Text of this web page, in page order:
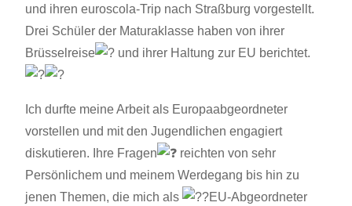
und ihren euroscola-Trip nach Straßburg vorgestellt.
Drei Schüler der Maturaklasse haben von ihrer
Brüsselreise
und ihrer Haltung zur EU berichtet.
Ich durfte meine Arbeit als Europaabgeordneter
vorstellen und mit den Jugendlichen engagiert
diskutieren. Ihre Fragen
reichten von sehr
Persönlichem und meinem Werdegang bis hin zu
jenen Themen, die mich als
EU-Abgeordneter